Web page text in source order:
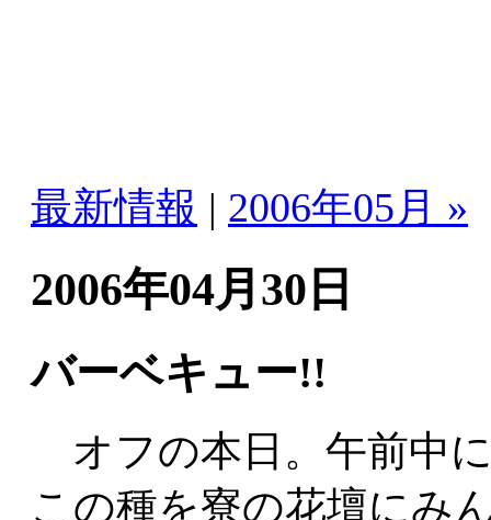
最新情報 | 2006年05月 »
2006年04月30日
バーベキュー!!
オフの本日。午前中
この種を寮の花壇にみ